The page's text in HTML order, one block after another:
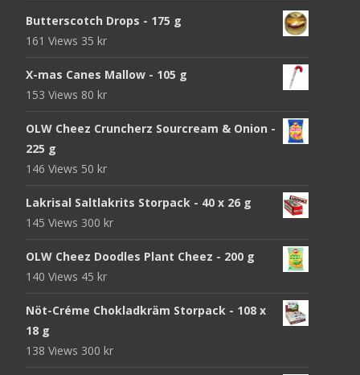
Butterscotch Drops - 175 g
161 Views 35 kr
X-mas Canes Mallow - 105 g
153 Views 80 kr
OLW Cheez Cruncherz Sourcream & Onion -
225 g
146 Views 50 kr
Lakrisal Saltlakrits Storpack - 40 x 26 g
145 Views 300 kr
OLW Cheez Doodles Plant Cheez - 200 g
140 Views 45 kr
Nöt-Créme Chokladkräm Storpack - 108 x
18 g
138 Views 300 kr